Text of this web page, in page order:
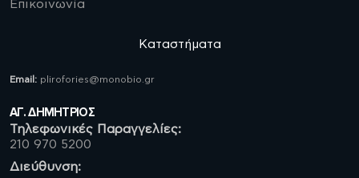
Επικοινωνία
Καταστήματα
Email: plirofories@monobio.gr
ΑΓ. ΔΗΜΗΤΡΙΟΣ
Τηλεφωνικές Παραγγελίες:
210 970 5200
Διεύθυνση: